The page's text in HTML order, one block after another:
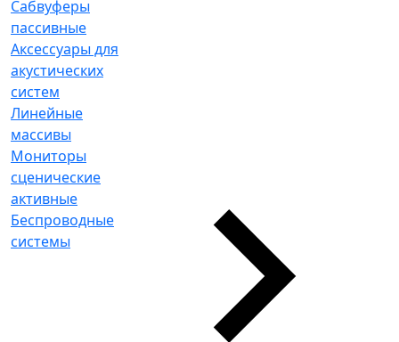
Сабвуферы
пассивные
Аксессуары для
акустических
систем
Линейные
массивы
Мониторы
сценические
активные
Беспроводные
системы